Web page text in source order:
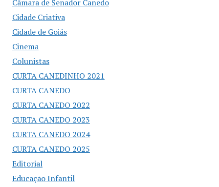
Câmara de Senador Canedo
Cidade Criativa
Cidade de Goiás
Cinema
Colunistas
CURTA CANEDINHO 2021
CURTA CANEDO
CURTA CANEDO 2022
CURTA CANEDO 2023
CURTA CANEDO 2024
CURTA CANEDO 2025
Editorial
Educação Infantil